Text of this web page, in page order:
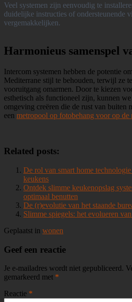
Veel systemen zijn eenvoudig te
duidelijke instructies of ondersteunende
vergemakkelijken.
Harmonieus samenspel
Intercom systemen hebben de potentie
Mediterrane stijl te behouden, terwijl ze
vooruitgang omarmen. Door te kiezen
esthetisch als functioneel zijn, kunnen
omgeving creëren die de rust van buiten
een metropool op fotobehang voor op de
Related posts:
De rol van smart home
keukens
Ontdek slimme keukenopslag
optimaal benutten
De (r)evolutie van het staande
Slimme spiegels: het evolueren
Geplaatst in wonen
Geef een reactie
Je e-mailadres wordt niet gepubliceerd.
gemarkeerd met *
Reactie *